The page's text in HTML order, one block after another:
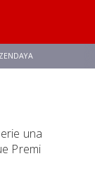
ZENDAYA
una
Premi